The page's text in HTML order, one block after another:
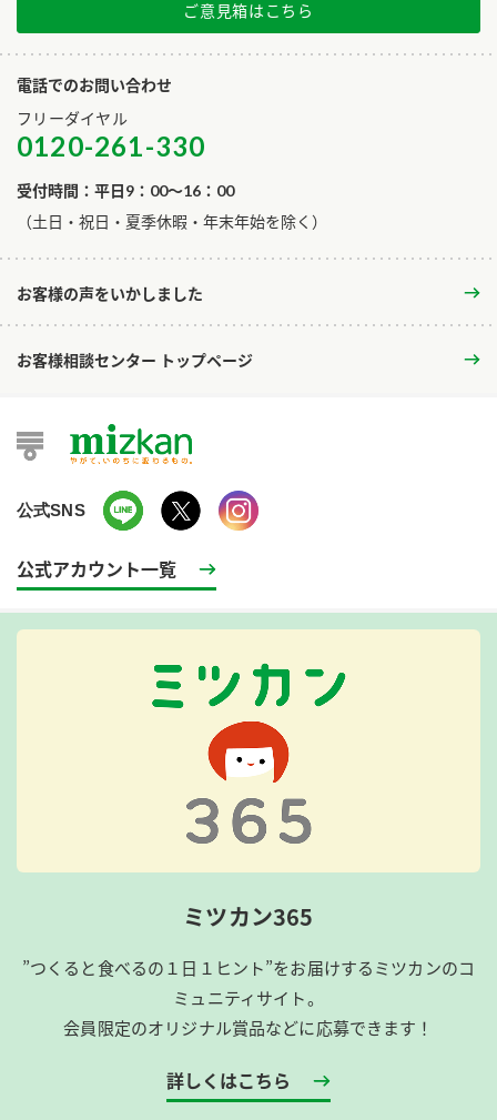
ご意見箱はこちら
電話でのお問い合わせ
フリーダイヤル
0120-261-330
受付時間：平日9：00～16：00
​（土日・祝日・夏季休暇・年末年始を除く）
お客様の声をいかしました
お客様相談センター トップページ
公式SNS
公式アカウント一覧
ミツカン365
”つくると食べるの１日１ヒント”をお届けするミツカンのコ
ミュニティサイト。
会員限定のオリジナル賞品などに応募できます！
詳しくはこちら